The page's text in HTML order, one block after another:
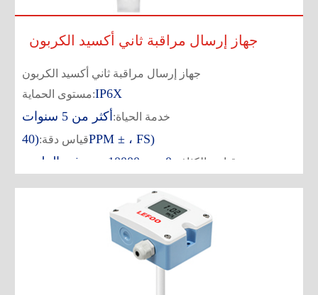
جهاز إرسال مراقبة ثاني أكسيد الكربون
جهاز إرسال مراقبة ثاني أكسيد الكربون
مستوى الحماية:IP6X
خدمة الحياة: أكثر من 5 سنوات
قياس دقة:(40PPM ± ، FS)
قياس الكثافة: 0-~ ~ 10000 جزء في المليون